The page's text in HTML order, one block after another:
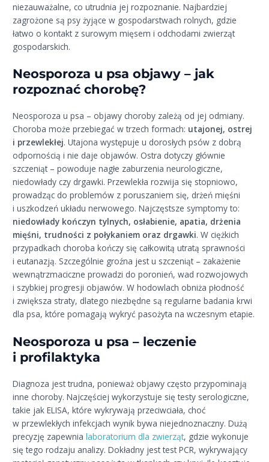
niezauważalne, co utrudnia jej rozpoznanie. Najbardziej
zagrożone są psy żyjące w gospodarstwach rolnych, gdzie
łatwo o kontakt z surowym mięsem i odchodami zwierząt
gospodarskich.
Neosporoza u psa objawy – jak
rozpoznać chorobę?
Neosporoza u psa – objawy choroby zależą od jej odmiany.
Choroba może przebiegać w trzech formach: utajonej, ostrej
i przewlekłej. Utajona występuje u dorosłych psów z dobrą
odpornością i nie daje objawów. Ostra dotyczy głównie
szczeniąt – powoduje nagłe zaburzenia neurologiczne,
niedowłady czy drgawki. Przewlekła rozwija się stopniowo,
prowadząc do problemów z poruszaniem się, drżeń mięśni
i uszkodzeń układu nerwowego. Najczęstsze symptomy to:
niedowłady kończyn tylnych, osłabienie, apatia, drżenia
mięśni, trudności z połykaniem oraz drgawki. W ciężkich
przypadkach choroba kończy się całkowitą utratą sprawności
i eutanazją. Szczególnie groźna jest u szczeniąt – zakażenie
wewnątrzmaciczne prowadzi do poronień, wad rozwojowych
i szybkiej progresji objawów. W hodowlach obniża płodność
i zwiększa straty, dlatego niezbędne są regularne badania krwi
dla psa, które pomagają wykryć pasożyta na wczesnym etapie.
Neosporoza u psa – leczenie
i profilaktyka
Diagnoza jest trudna, ponieważ objawy często przypominają
inne choroby. Najczęściej wykorzystuje się testy serologiczne,
takie jak ELISA, które wykrywają przeciwciała, choć
w przewlekłych infekcjach wynik bywa niejednoznaczny. Dużą
precyzję zapewnialaboratorium dla zwierząt, gdzie wykonuje
się tego rodzaju analizy. Dokładny jest test PCR, wykrywający